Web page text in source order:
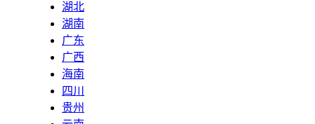
湖北
湖南
广东
广西
海南
四川
贵州